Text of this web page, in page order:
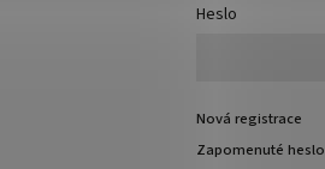
Heslo
Nová registrace
Zapomenuté heslo